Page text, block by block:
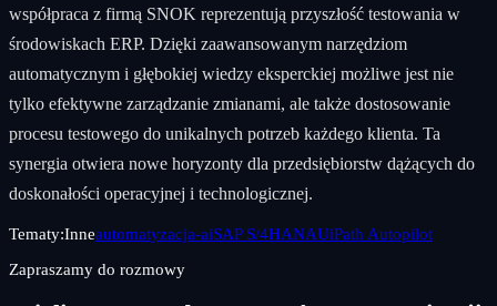
współpraca z firmą SNOK reprezentują przyszłość testowania w
środowiskach ERP. Dzięki zaawansowanym narzędziom
automatycznym i głębokiej wiedzy eksperckiej możliwe jest nie
tylko efektywne zarządzanie zmianami, ale także dostosowanie
procesu testowego do unikalnych potrzeb każdego klienta. Ta
synergia otwiera nowe horyzonty dla przedsiębiorstw dążących do
doskonałości operacyjnej i technologicznej.
Tematy:Inneautomatyzacja-aiSAP S/4HANAUiPath Autopilot
Zapraszamy do rozmowy